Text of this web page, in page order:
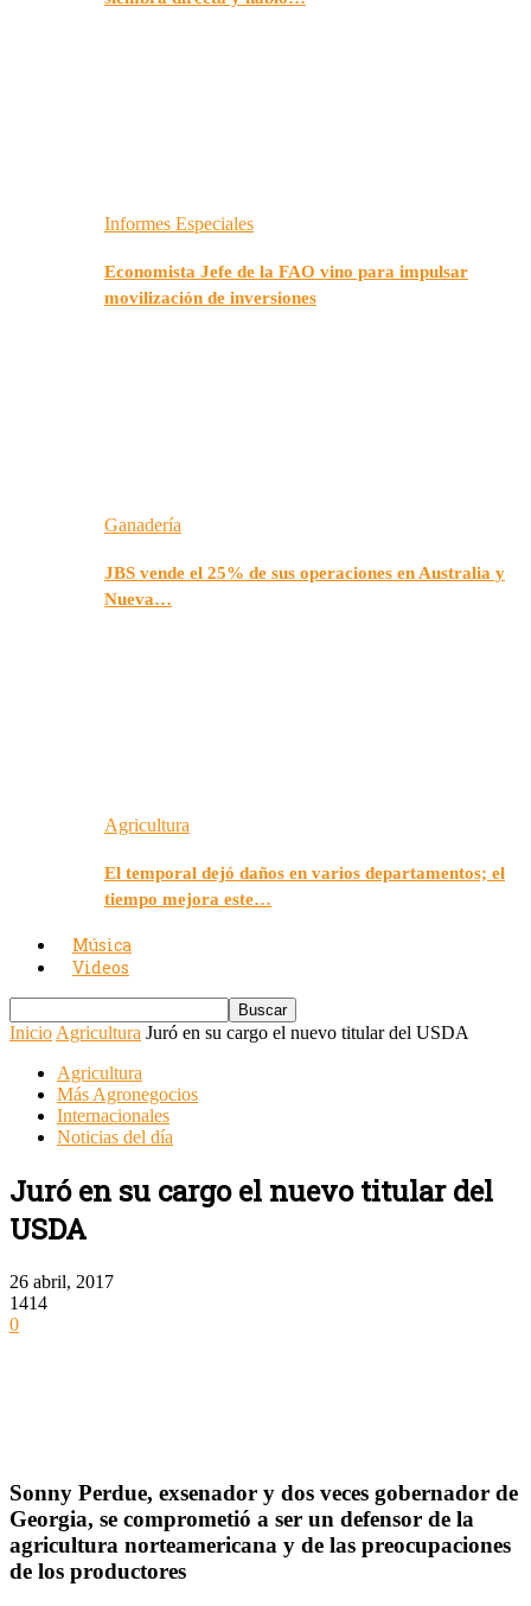
Informes Especiales
Economista Jefe de la FAO vino para impulsar
movilización de inversiones
Ganadería
JBS vende el 25% de sus operaciones en Australia y
Nueva…
Agricultura
El temporal dejó daños en varios departamentos; el
tiempo mejora este…
Música
Videos
Inicio Agricultura Juró en su cargo el nuevo titular del USDA
Agricultura
Más Agronegocios
Internacionales
Noticias del día
Juró en su cargo el nuevo titular del
USDA
26 abril, 2017
1414
0
Sonny Perdue, exsenador y dos veces gobernador de
Georgia, se comprometió a ser un defensor de la
agricultura norteamericana y de las preocupaciones
de los productores